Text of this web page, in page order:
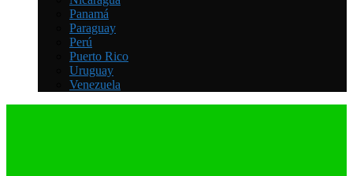
Panamá
Paraguay
Perú
Puerto Rico
Uruguay
Venezuela